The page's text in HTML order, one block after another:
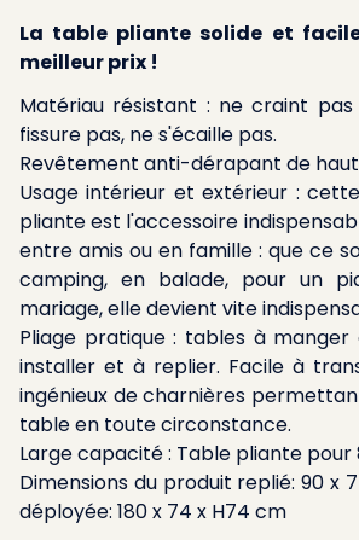
La table pliante solide et
meilleur prix !
Matériau résistant : ne craint
fissure pas, ne s'écaille pas.
Revêtement anti-dérapant de
Usage intérieur et extérieur :
pliante est l'accessoire
entre amis ou en famille : que ce
camping, en balade, pour un
mariage, elle devient vite
Pliage pratique : tables à
installer et à replier. Facile à
ingénieux de charnières
table en toute circonstance.
Large capacité : Table pliante pour
Dimensions du produit replié: 90 x
déployée: 180 x 74 x H74 cm